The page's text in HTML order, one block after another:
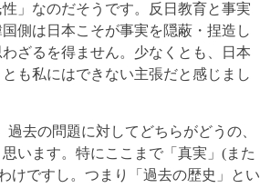
」なのだそうです。反日教育と事実
側は日本こそが事実を隠蔽・捏造し
ざるを得ません。少なくとも、日本
も私にはできない主張だと感じまし
去の問題に対してどちらがどうの、
います。特にここまで「真実」(また
けですし。つまり「過去の歴史」とい